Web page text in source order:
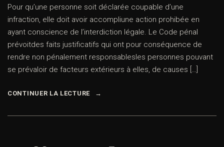
Pour qu’une personne soit déclarée coupable d’une
infraction, elle doit avoir accompliune action prohibée en
ayant conscience de l’interdiction légale. Le Code pénal
prévoitdes faits justificatifs qui ont pour conséquence de
rendre non pénalement responsablesles personnes pouvant
se prévaloir de facteurs extérieurs à elles, de causes […]
CONTINUER LA LECTURE